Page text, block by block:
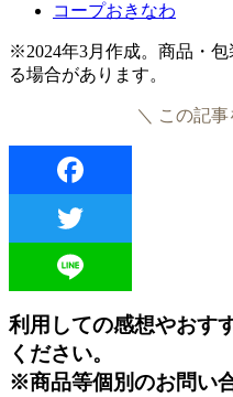
コープおきなわ
※2024年3月作成。商品・
る場合があります。
＼ この記
利用しての感想やおす
ください。
※商品等個別のお問い